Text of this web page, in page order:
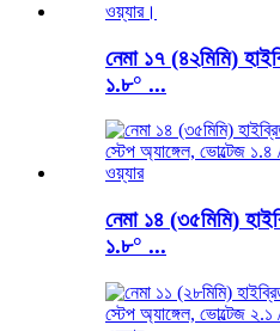
নেমা ১৭ (৪২মিমি)
১.৮° ...
নেমা ১৪ (৩৫মিমি)
১.৮° ...